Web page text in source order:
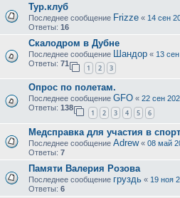
Тур.клуб
Последнее сообщение Frizze « 14 сен
Ответы: 16
Скалодром в Дубне
Последнее сообщение Шандор « 13
Ответы: 71
1 2 3
Опрос по полетам.
Последнее сообщение GFO « 22 сен
Ответы: 138
1 2 3 4 5 6
Медсправка для участия в
Последнее сообщение Adrew« 08 май
Ответы: 7
Памяти Валерия Розова
Последнее сообщение груздь « 19 ноя
Ответы: 6